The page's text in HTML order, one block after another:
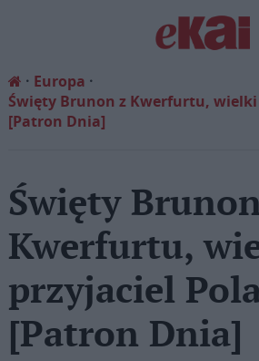
Europa
Święty Brunon z Kwerfurtu,
[Patron Dnia]
Święty
Kwerfurtu,
przyjaciel
[Patron Dnia]